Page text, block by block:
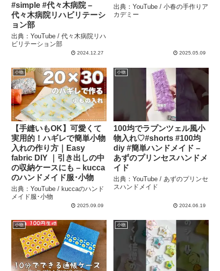
#simple #代々木病院 –
代々木病院リハビリテーシ
ョン部
出典：YouTube / 代々木病院リハ
ビリテーション部
2024.12.27
出典：YouTube / 小春の手作りア
カデミー
2025.05.09
小物
【手縫いもOK】可愛くて
実用的！ハギレで簡単小物
入れの作り方｜Easy
fabric DIY ｜引き出しの中
の収納ケースにも – kucca
のハンドメイド服･小物
出典：YouTube / kuccaのハンド
メイド服･小物
2025.09.09
小物
100均でラプンツェル風小
物入れ♡#shorts #100均
diy #簡単ハンドメイド –
あずのプリンセスハンドメ
イド
出典：YouTube / あずのプリンセ
スハンドメイド
2024.06.19
小物 小物